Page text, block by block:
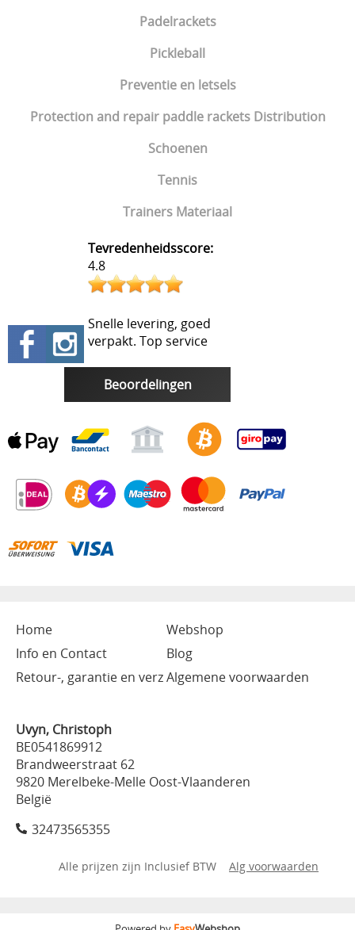
Padelrackets
Pickleball
Preventie en letsels
Protection and repair paddle rackets Distribution
Schoenen
Tennis
Trainers Materiaal
Tevredenheidsscore:
4.8
Snelle levering, goed
verpakt. Top service
Beoordelingen
Home
Webshop
Info en Contact
Blog
Retour-, garantie en verzAlgemene voorwaarden
Uvyn, Christoph
BE0541869912
Brandweerstraat 62
9820 Merelbeke-Melle Oost-Vlaanderen
België
32473565355
Alle prijzen zijn Inclusief BTW Alg voorwaarden